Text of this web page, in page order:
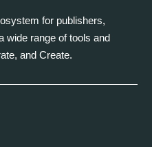
for publishers,
wide range of tools and
and Create.